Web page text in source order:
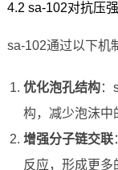
4.2 sa-102对抗压
sa-102通过以下机
优化泡孔结构：
构，减少泡沫中
增强分子链交联
反应，形成更